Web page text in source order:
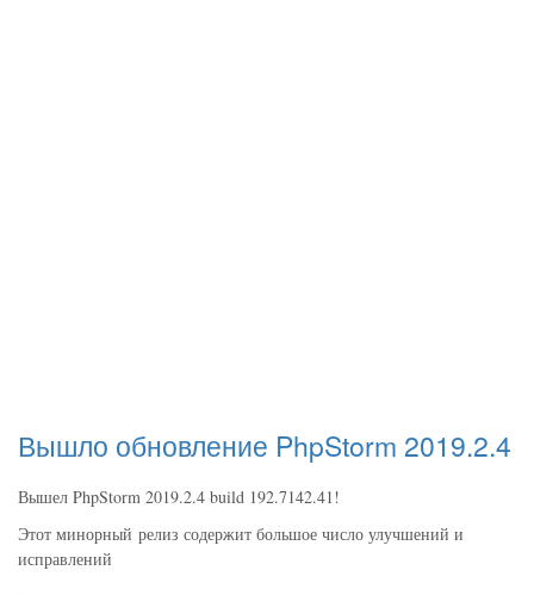
Вышло обновление PhpStorm 2019.2.4
Вышел PhpStorm 2019.2.4 build 192.7142.41!
Этот минорный релиз содержит большое число улучшений и
исправлений